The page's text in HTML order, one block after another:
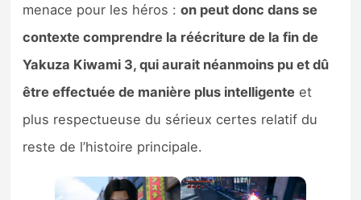
menace pour les héros :on peut donc dans se
contexte comprendre la réécriture de la fin de
Yakuza Kiwami 3, qui aurait néanmoins pu et dû
être effectuée de manière plus intelligente et
plus respectueuse du sérieux certes relatif du
reste de l’histoire principale.